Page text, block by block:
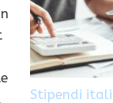
Stipendi